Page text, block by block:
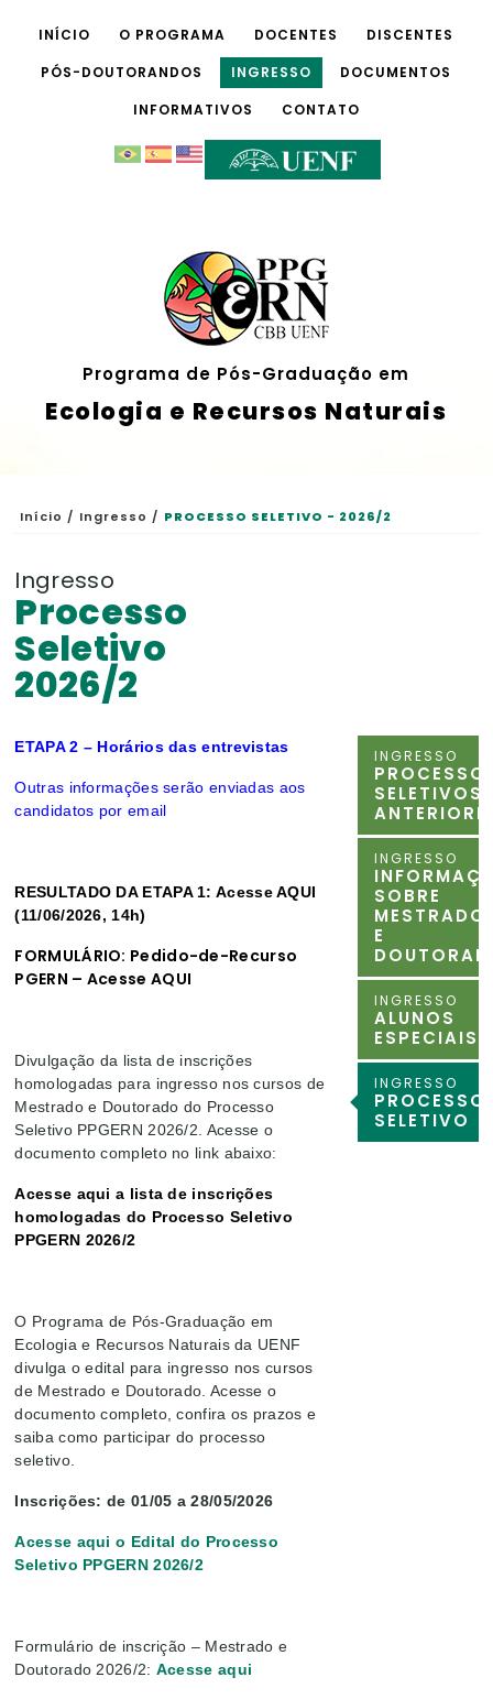
INÍCIO O PROGRAMA DOCENTES
DISCENTES
PÓS-DOUTORANDOS
INGRESSO
DOCUMENTOS
INFORMATIVOS
CONTATO
Programa de Pós-Graduação em
Ecologia e Recursos Naturais
Início / Ingresso / PROCESSO SELETIVO - 2026/2
Ingresso
Processo
Seletivo
2026/2
ETAPA 2 – Horários das entrevistas
Outras informações serão enviadas aos
candidatos por email
RESULTADO DA ETAPA 1: AcesseAQUI
(11/06/2026, 14h)
FORMULÁRIO: Pedido-de-Recurso
PGERN – Acesse AQUI
Divulgação da lista de inscrições
homologadas para ingresso nos cursos de
Mestrado e Doutorado do Processo
Seletivo PPGERN 2026/2. Acesse o
documento completo no link abaixo:
Acesse aqui a lista de inscrições
homologadas do Processo Seletivo
PPGERN 2026/2
O Programa de Pós-Graduação em
Ecologia e Recursos Naturais da UENF
divulga o edital para ingresso nos cursos
de Mestrado e Doutorado. Acesse o
documento completo, confira os prazos e
saiba como participar do processo
seletivo.
Inscrições: de 01/05 a 28/05/2026
Acesse aqui o Edital do Processo
Seletivo PPGERN 2026/2
Formulário de inscrição – Mestrado e
Doutorado 2026/2: Acesse aqui
INGRESSO
SELETIVOS
INGRESSO
SOBRE
MESTRADO
E
INGRESSO
ALUNOS
ESPECIAIS
INGRESSO
PROCESSO
SELETIVO